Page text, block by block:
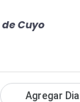
Cuyo
Agregar